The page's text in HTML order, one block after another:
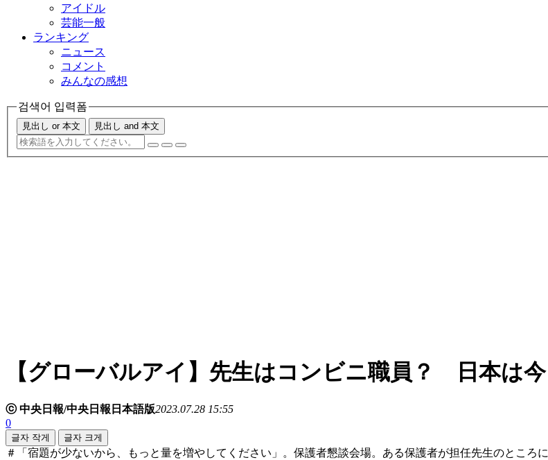
アイドル
芸能一般
ランキング
ニュース
コメント
みんなの感想
검색어 입력폼
見出し or 本文 見出し and 本文
【グローバルアイ】先生はコンビニ職員？ 日本は
ⓒ 中央日報/中央日報日本語版2023.07.28 15:55
0
글자 작게 글자 크게
＃「宿題が少ないから、もっと量を増やしてください」。保護者懇談会場。ある保護者が担任先生のとこ